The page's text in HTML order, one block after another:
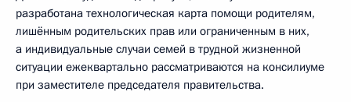
разработана технологическая карта помощи родителям,
лишённым родительских прав или ограниченным в них,
а индивидуальные случаи семей в трудной жизненной
ситуации ежеквартально рассматриваются на консилиуме
при заместителе председателя правительства.